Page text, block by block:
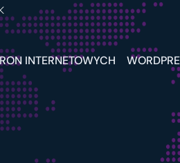
INTERNETOWYCH